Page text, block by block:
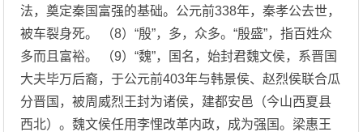
法，奠定秦国富强的基础。公元前338年，秦孝公去世，
被车裂身死。 （8）“殷”，多，众多。“殷盛”，指百姓众
多而且富裕。 （9）“魏”，国名，始封君魏文侯，系晋国
大夫毕万后裔，于公元前403年与韩景侯、赵烈侯联合瓜
分晋国，被周威烈王封为诸侯，建都安邑（今山西夏县
西北）。魏文侯任用李悝改革内政，成为强国。梁惠王